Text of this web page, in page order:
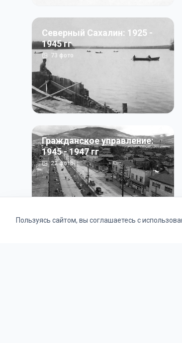
Северный Сахалин: 1925 -
1945 гг
73 фото
Гражданское управление:
1945 - 1947 гг
22фото
Пользуясь сайтом, вы соглашаетесь с